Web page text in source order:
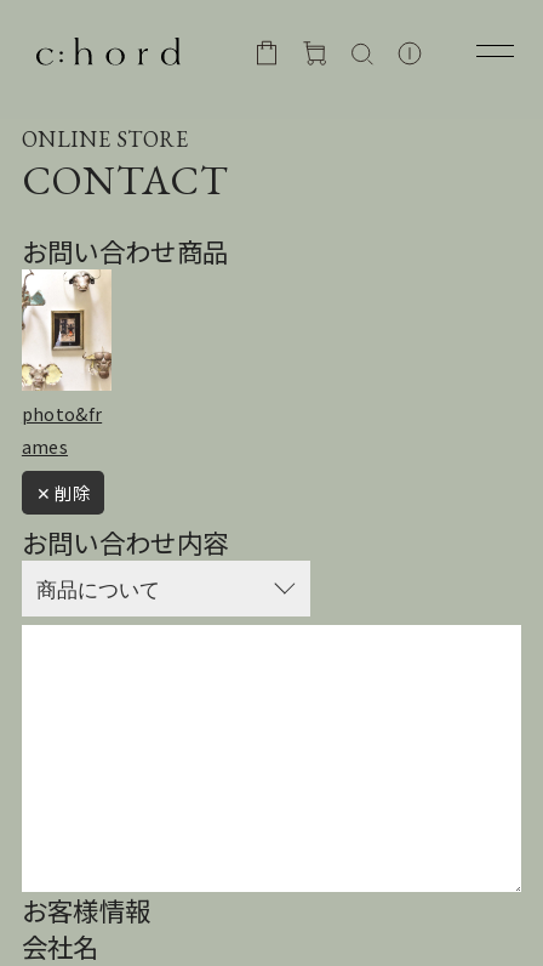
ONLINE STORE
CONTACT
お問い合わせ商品
photo&fr
ames
✕ 削除
お問い合わせ内容
お客様情報
会社名